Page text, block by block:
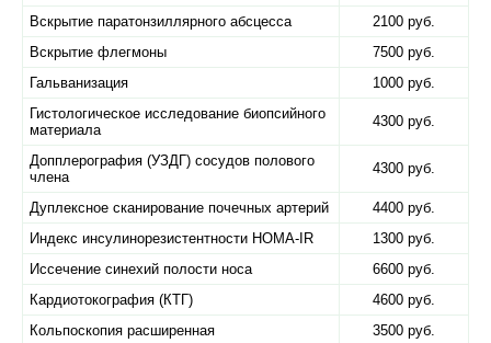
Вскрытие паратонзиллярного абсцесса
2100 руб.
Вскрытие флегмоны
7500 руб.
Гальванизация
1000 руб.
Гистологическое исследование биопсийного
материала
4300 руб.
Допплерография (УЗДГ) сосудов полового
члена
4300 руб.
Дуплексное сканирование почечных артерий
4400 руб.
Индекс инсулинорезистентности HOMA-IR
1300 руб.
Иссечение синехий полости носа
6600 руб.
Кардиотокография (КТГ)
4600 руб.
Кольпоскопия расширенная
3500 руб.